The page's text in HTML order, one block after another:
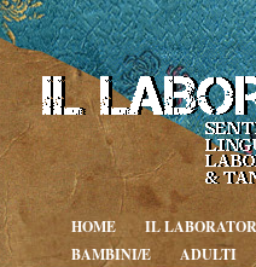
HOME IL
BAMBINI/E
ADULTI